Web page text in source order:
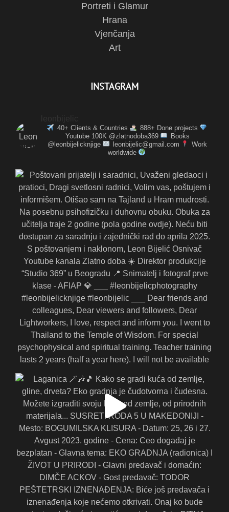
Portreti i Glamur
Hrana
Vjenčanja
Art
INSTAGRAM
40+ Clients & Countries
888+ Done projects
Youtube 100K @zlatnodoba369
Books
@leonbijelicknjige
leonbijelic@gmail.com
Work
worldwide